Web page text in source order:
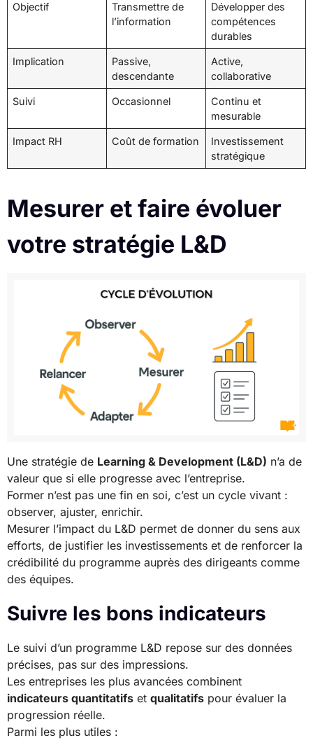
Objectif
Transmettre de
l’information
Développer des
compétences
durables
Implication
Passive,
descendante
Active,
collaborative
Suivi Occasionnel
Continu et
mesurable
Impact RH Coût de formation
Investissement
stratégique
Mesurer et faire évoluer
votre stratégie L&D
Une stratégie de Learning & Development (L&D) n’a de
valeur que si elle progresse avec l’entreprise.
Former n’est pas une fin en soi, c’est un cycle vivant :
observer, ajuster, enrichir.
Mesurer l’impact du L&D permet de donner du sens aux
efforts, de justifier les investissements et de renforcer la
crédibilité du programme auprès des dirigeants comme
des équipes.
Suivre les bons indicateurs
Le suivi d’un programme L&D repose sur des données
précises, pas sur des impressions.
Les entreprises les plus avancées combinent
indicateurs quantitatifs et qualitatifs pour évaluer la
progression réelle.
Parmi les plus utiles :